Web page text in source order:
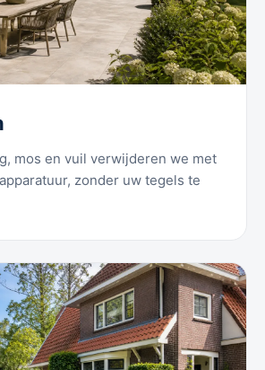
mos en vuil verwijderen we met
zonder uw tegels te